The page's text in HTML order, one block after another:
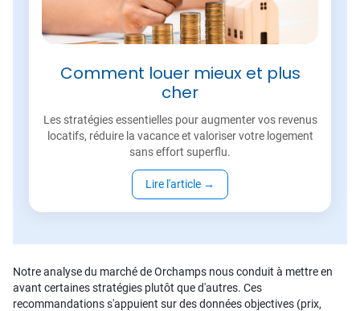
Comment louer mieux et plus
cher
Les stratégies essentielles pour augmenter vos revenus
locatifs, réduire la vacance et valoriser votre logement
sans effort superflu.
Lire l'article →
Notre analyse du marché de Orchamps nous conduit à mettre en
avant certaines stratégies plutôt que d'autres. Ces
recommandations s'appuient sur des données objectives (prix,